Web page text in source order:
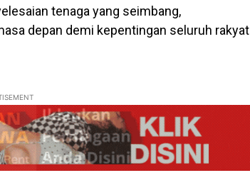
tenaga yang seimbang,
depan demi kepentingan seluruh rakyat